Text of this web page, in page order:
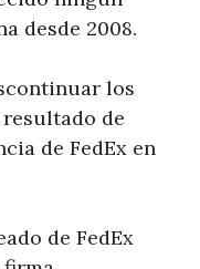
desde 2008.
los
de
de FedEx en
de FedEx